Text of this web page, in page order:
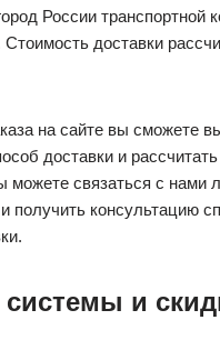
России транспортной
доставки
на сайте вы сможете
доставки и рассчитать
можете связаться с нами
получить консультацию
и